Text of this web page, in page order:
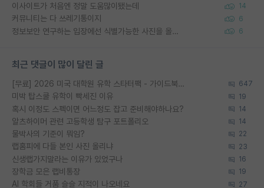
이사이트가 처음엔 정말 도움많이됐는데 14
커뮤니티는 다 쓰레기통이지 6
정보보안 연구하는 입장에선 식별가능한 사진을 올리는건 비추이긴함 6
최근 댓글이 많이 달린 글
[무료] 2026 미국 대학원 유학 스타터팩 - 가이드북 & 합격자 컨택메일 템플릿 647
미박 탑스쿨 유학이 빡세진 이유 19
혹시 이정도 스펙이면 어느정도 잡고 준비해야하나요? 14
알츠하이머 관련 고등학생 탐구 포트폴리오 14
물박사의 기준이 뭐임? 22
랩홈피에 다들 본인 사진 올리냐 23
신생랩가지말라는 이유가 있었구나 16
장학금 모은 랩비통장 19
AI 학회들 거품 슬슬 지적이 나오네요 27